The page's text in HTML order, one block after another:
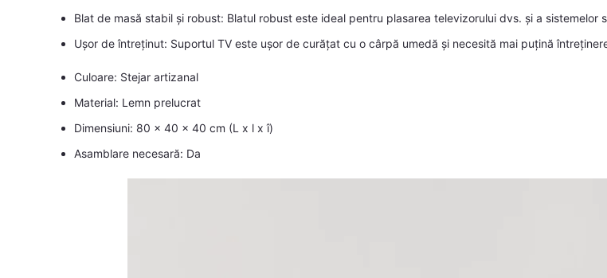
Blat de masă stabil și robust: Blatul robust este ideal pentru plasarea televizorului dvs. și a
Ușor de întreținut: Suportul TV este ușor de curățat cu o cârpă umedă și necesită mai puțină
Culoare: Stejar artizanal
Material: Lemn prelucrat
Dimensiuni: 80 x 40 x 40 cm (L x l x î)
Asamblare necesară: Da